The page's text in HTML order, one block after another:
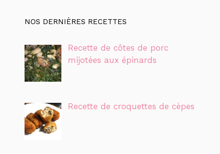
NOS DERNIÈRES RECETTES
Recette de côtes de porc
mijotées aux épinards
Recette de croquettes de cèpes